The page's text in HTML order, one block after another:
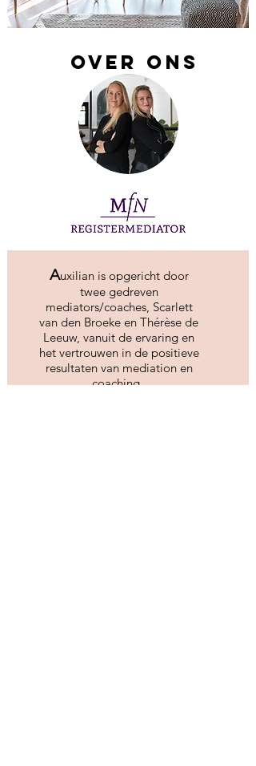
over ons
Auxilian is opgericht door
twee gedreven
mediators/coaches, Scarlett
van den Broeke en Thérèse de
Leeuw, vanuit de ervaring en
het vertrouwen in de positieve
resultaten van mediation en
coaching.